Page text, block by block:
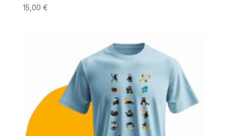
15,00 €